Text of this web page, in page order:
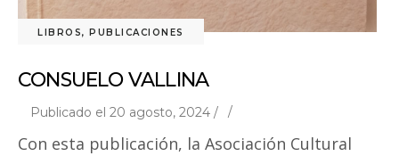
LIBROS, PUBLICACIONES
CONSUELO VALLINA
Publicado el 20 agosto, 2024 /
Con esta publicación, la Asociación Cultural